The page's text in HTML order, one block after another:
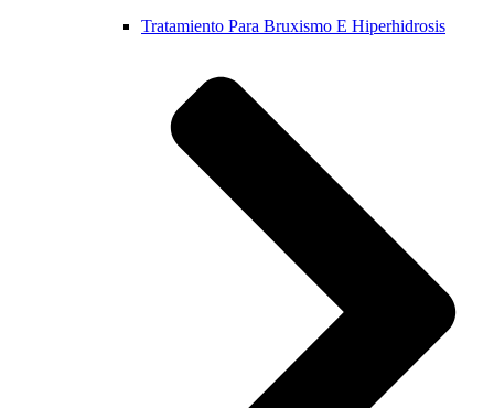
Tratamiento Para Bruxismo E Hiperhidrosis